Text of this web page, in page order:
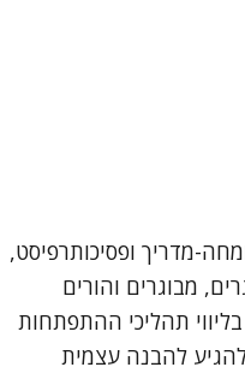
מדריך ופסיכותרפיסט,
מבוגרים והורים
תהליכי ההתפתחות
להבנה עצמית